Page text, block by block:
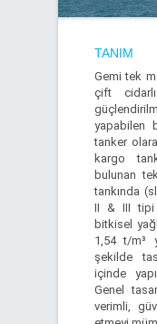
TANIM
Gemi tek
çift
yapabilen
tanker
kargo
bulunan
tankında
II & III tipi
bitkisel
1,54 t/m³
şekilde
içinde
Genel
verimli,